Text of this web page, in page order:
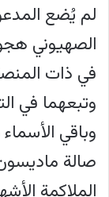
لم يُضع
الصهيوني
في ذات
وتبعهما في
وباقي
صالة